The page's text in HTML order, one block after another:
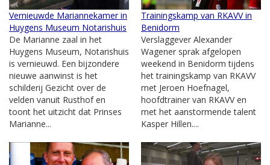
Vernieuwde Mariannekamer in
Huygens Museum Notarishuis
De Marianne zaal in het
Huygens Museum, Notarishuis
is vernieuwd. Een bijzondere
nieuwe aanwinst is het
schilderij Gezicht over de
velden vanuit Rusthof en
toont het uitzicht dat Prinses
Marianne...
Trainingskamp van RKAVV in
Benidorm
Verslaggever Alexander
Wagener sprak afgelopen
weekend in Benidorm tijdens
het trainingskamp van RKAVV
met Jeroen Hoefnagel,
hoofdtrainer van RKAVV en
met het aanstormende talent
Kasper Hillen....